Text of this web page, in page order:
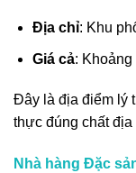
Địa chỉ: Khu
Giá cả: Khoảng
Đây là địa điểm lý
thực đúng chất
Nhà hàng Đặc